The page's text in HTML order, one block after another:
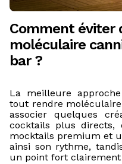
Comment éviter
moléculaire
bar ?
La meilleure
tout rendre
associer quelques
cocktails plus directs,
mocktails premium et
ainsi son rythme,
un point fort